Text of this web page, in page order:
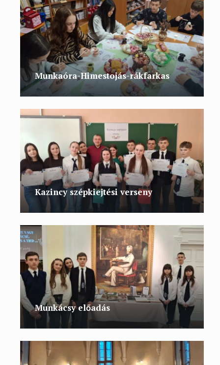
Munkaóra-Himestojás-rákfarkas
Kazincy szépkiejtési verseny
Munkácsy előadás